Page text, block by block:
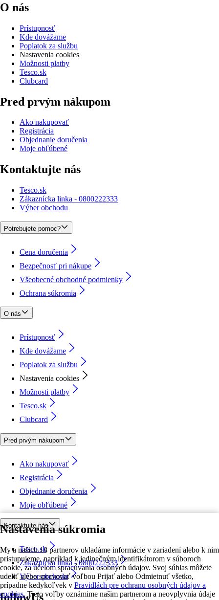
Nastavenia súkromia
My a našich 18 partnerov ukladáme informácie v zariadení alebo k nim
pristupujeme, napríklad k jedinečným identifikátorom v súboroch
cookie, za účelom spracúvania osobných údajov. Svoj súhlas môžete
udeliť alebo spravovať voľbou Prijať alebo Odmietnuť všetko,
prípadne kedykoľvek v Pravidlách pre ochranu osobných údajov a
cookies. Tieto voľby oznámime našim partnerom a neovplyvnia údaje
O nás
Prístupnosť
Kde dovážame
Poplatok za službu
Nastavenia cookies
Možnosti platby
Tesco.sk
Clubcard
Pred prvým nákupom
Ako nakupovať
Registrácia
Objednanie doručenia
Moje obľúbené
Kontaktujte nás
Tesco.sk
Zákaznícka linka - 0800222333
Výber obchodu
Potrebujete pomoc?
Cena doručenia
Bezpečnosť pri nákupe
Všeobecné obchodné podmienky
Ochrana súkromia
O nás
Prístupnosť
Kde dovážame
Poplatok za službu
Nastavenia cookies
Možnosti platby
Tesco.sk
Clubcard
Pred prvým nákupom
Ako nakupovať
Registrácia
Objednanie doručenia
Moje obľúbené
Kontaktujte nás
Tesco.sk
Zákaznícka linka - 0800222333
Výber obchodu
followUs